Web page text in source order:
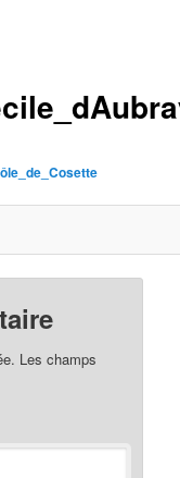
Les champs